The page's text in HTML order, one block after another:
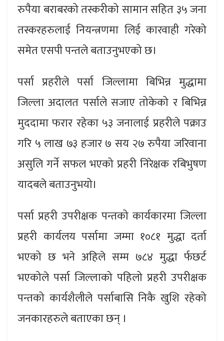
रुपैया बराबरको तस्करीको सामान सहित ३५ जना
तस्करहरुलाई नियन्त्रणमा लिई कारवाही गरेको
समेत एसपी पन्तले बताउनुभएको छ।
पर्सा प्रहरीले पर्सा जिल्लामा बिभिन्न मुद्धामा
जिल्ला अदालत पर्साले सजाए तोकेको र बिभिन्न
मुददामा फरार रहेका ५३ जनालाई प्रहरीले पक्राउ
गरि ५ लाख ७३ हजार ७ सय २७ रुपैया जरिवाना
असुलि गर्ने सफल भएको प्रहरी निरेक्षक रबिभुषण
यादबले बताउनुभयो।
पर्सा प्रहरी उपरीक्षक पन्तको कार्यकारमा जिल्ला
प्रहरी कार्यलय पर्सामा जम्मा १०८१ मुद्धा दर्ता
भएको छ भने अहिले सम्म ७८४ मुद्धा र्फछर्ट
भएकोले पर्सा जिल्लाको पहिलो प्रहरी उपरीक्षक
पन्तको कार्यशैलीले पर्साबासि निकै खुशि रहेको
जनकारहरुले बताएका छन् ।